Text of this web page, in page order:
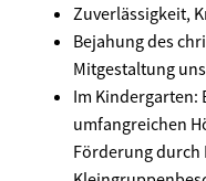
Zuverlässigkeit,
Bejahung des
Mitgestaltung
Im Kindergarten:
umfangreichen
Förderung durch